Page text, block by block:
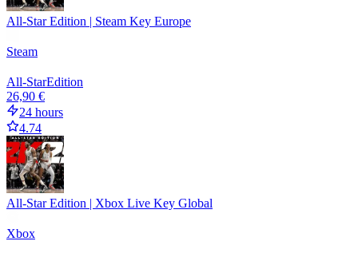
All-Star Edition | Steam Key Europe
Steam
All-StarEdition
26,90 €
24 hours
4.74
All-Star Edition | Xbox Live Key Global
Xbox